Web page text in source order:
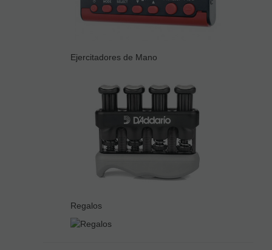
Ejercitadores de Mano
Regalos